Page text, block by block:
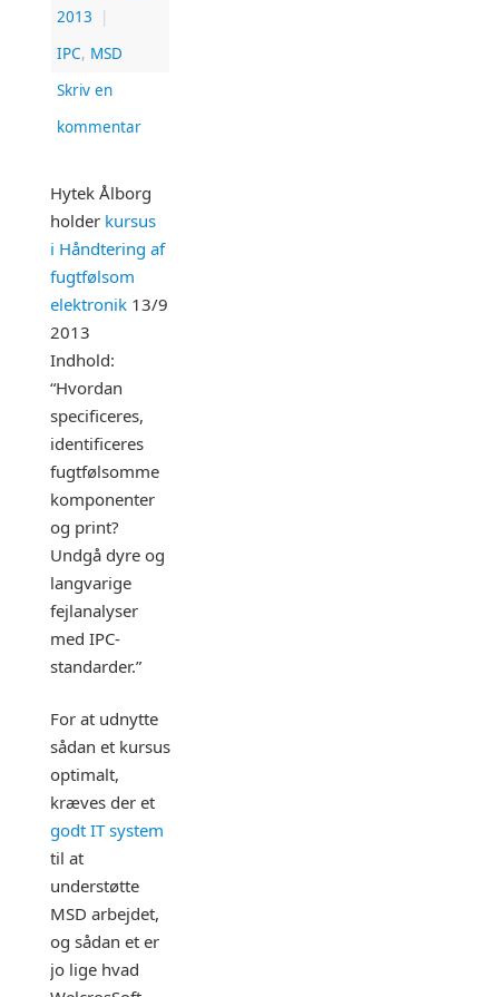
2013
|
IPC, MSD
Skriv en
kommentar
Hytek Ålborg
holder kursus
i Håndtering af
fugtfølsom
elektronik 13/9
2013
Indhold:
“Hvordan
specificeres,
identificeres
fugtfølsomme
komponenter
og print?
Undgå dyre og
langvarige
fejlanalyser
med IPC-
standarder.”
For at udnytte
sådan et kursus
optimalt,
kræves der et
godt IT system
til at
understøtte
MSD arbejdet,
og sådan et er
jo lige hvad